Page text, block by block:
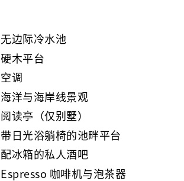
无边际冷水池
硬木平台
空调
海洋与海岸线景观
阅读亭（仅别墅）
带日光浴躺椅的池畔平台
配冰箱的私人酒吧
Espresso 咖啡机与泡茶器